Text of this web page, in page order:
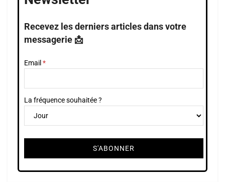
Recevez les derniers articles dans votre
messagerie 📩
Email
La fréquence souhaitée ?